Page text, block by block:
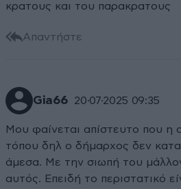
κρατους και του παρακρατους
Απαντήστε
Gia66 20·07·2025 09:35
Μου φαίνεται απίστευτο που η
τόπου δηλ ο δήμαρχος δεν
άμεσα. Με την σιωπή του
αυτός. Επειδή το περιστατικό